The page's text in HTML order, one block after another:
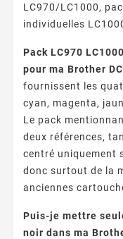
LC970/LC1000,
individuelles
Pack LC970
pour ma Brother
fournissent les
cyan, magenta,
Le pack
deux références,
centré uniquement
donc surtout de la
anciennes
Puis-je mettre
noir dans ma